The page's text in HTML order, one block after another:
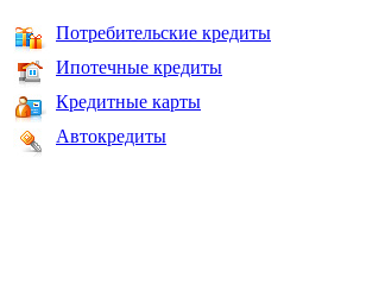
Потребительские кредиты
Ипотечные кредиты
Кредитные карты
Автокредиты